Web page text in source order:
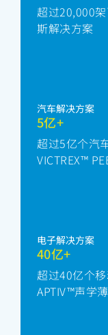
超过20,000
斯解决方案
汽车解决方案
5亿+
超过5亿个汽
VICTREX™
电子解决方案
40亿+
超过40亿个
APTIV™声学